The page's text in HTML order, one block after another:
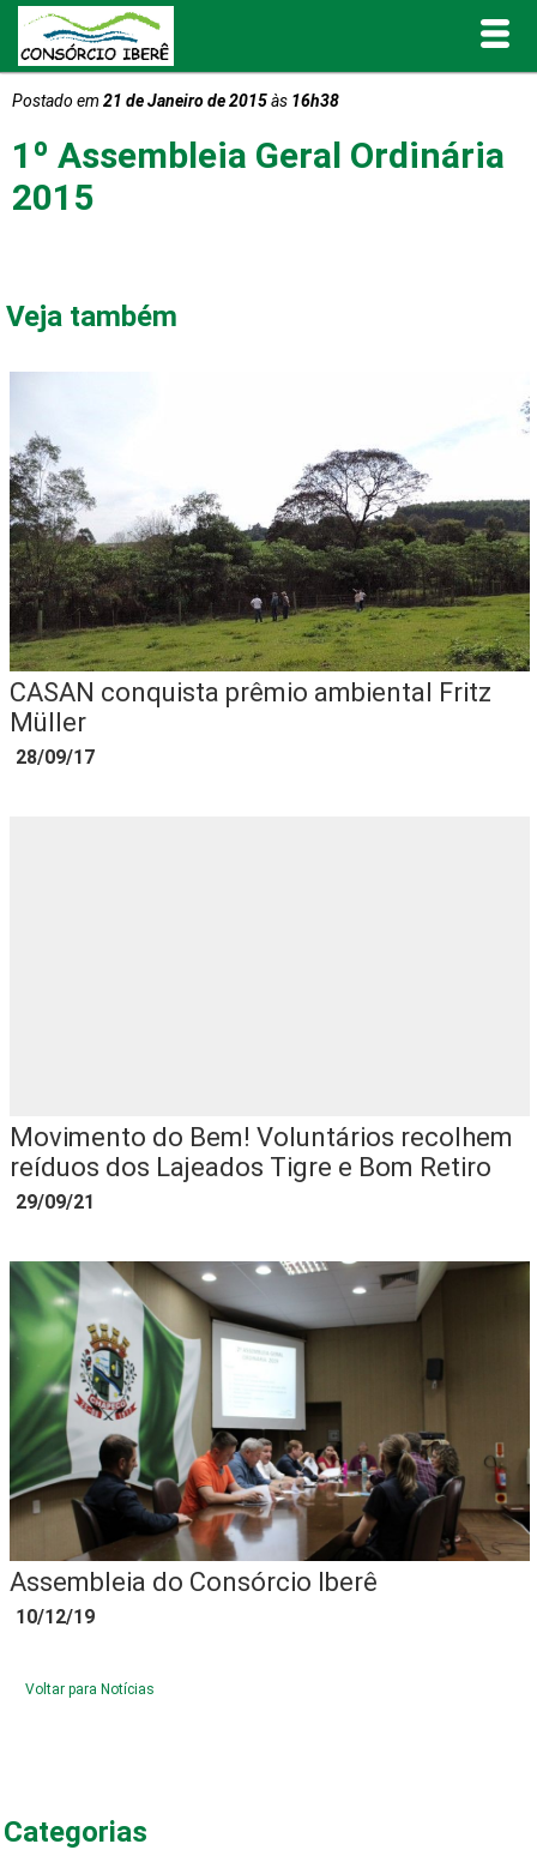
Inicial
O Consórcio Iberê
Portal de Transparência
Publicações
Informativos e Relatórios
Notícias
Contato
FECHAR PEDIDO
Postado em 21 de Janeiro de 2015às 16h38
1º Assembleia Geral Ordinária
2015
Veja também
CASAN conquista prêmio ambiental Fritz
Müller
28/09/17
Movimento do Bem! Voluntários recolhem
reíduos dos Lajeados Tigre e Bom Retiro
29/09/21
Assembleia do Consórcio Iberê
10/12/19
Voltar para Notícias
Categorias